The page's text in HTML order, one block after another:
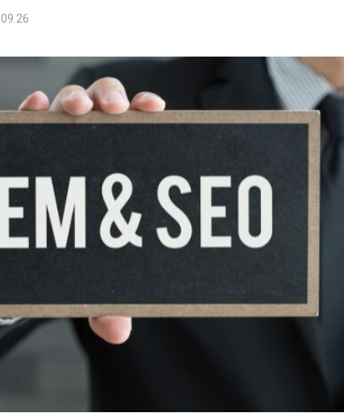
ー
け
SEOコンサルティ
ング
あなたの会社のレンタ
MEO対
Googleマッ
乗る不審な電話・
け方
Googleトレンドが400語比較
に対応｜キーワード選定術
提携企業
Partner companies